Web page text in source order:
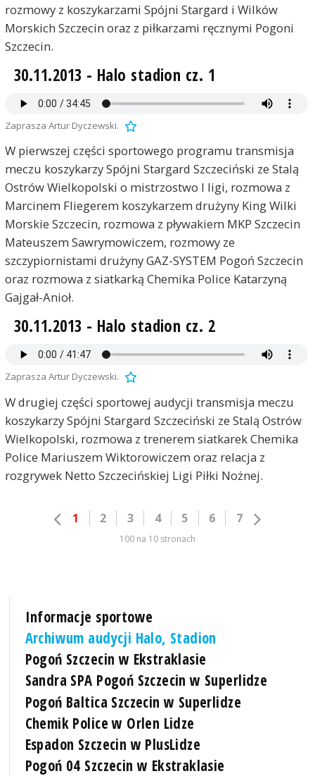
rozmowy z koszykarzami Spójni Stargard i Wilków
Morskich Szczecin oraz z piłkarzami ręcznymi Pogoni
Szczecin.
30.11.2013 - Halo stadion cz. 1
Zaprasza Artur Dyczewski.
W pierwszej części sportowego programu transmisja
meczu koszykarzy Spójni Stargard Szczeciński ze Stalą
Ostrów Wielkopolski o mistrzostwo I ligi, rozmowa z
Marcinem Fliegerem koszykarzem drużyny King Wilki
Morskie Szczecin, rozmowa z pływakiem MKP Szczecin
Mateuszem Sawrymowiczem, rozmowy ze
szczypiornistami drużyny GAZ-SYSTEM Pogoń Szczecin
oraz rozmowa z siatkarką Chemika Police Katarzyną
Gajgał-Anioł.
30.11.2013 - Halo stadion cz. 2
Zaprasza Artur Dyczewski.
W drugiej części sportowej audycji transmisja meczu
koszykarzy Spójni Stargard Szczeciński ze Stalą Ostrów
Wielkopolski, rozmowa z trenerem siatkarek Chemika
Police Mariuszem Wiktorowiczem oraz relacja z
rozgrywek Netto Szczecińskiej Ligi Piłki Nożnej.
1 2 3 4 5 6 7
100 na 10 stronach
Informacje sportowe
Archiwum audycji Halo, Stadion
Pogoń Szczecin w Ekstraklasie
Sandra SPA Pogoń Szczecin w Superlidze
Pogoń Baltica Szczecin w Superlidze
Chemik Police w Orlen Lidze
Espadon Szczecin w PlusLidze
Pogoń 04 Szczecin w Ekstraklasie